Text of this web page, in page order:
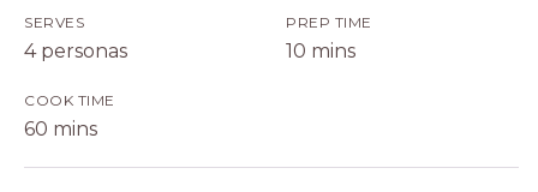
SERVES
4 personas
PREP TIME
10 mins
COOK TIME
60 mins